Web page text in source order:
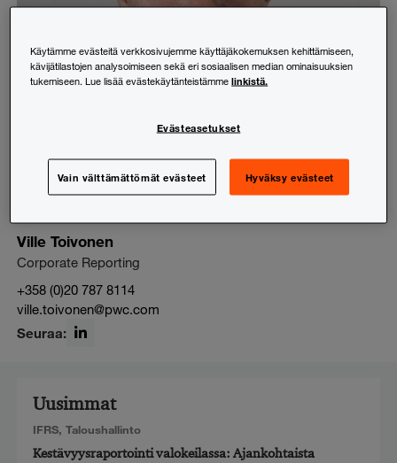
Ville Toivonen
Corporate Reporting
+358 (0)20 787 8114
ville.toivonen@pwc.com
Seuraa:
Uusimmat
IFRS, Taloushallinto
Kestävyysraportointi valokeilassa: Ajankohtaista
Käytämme evästeitä verkkosivujemme käyttäjäkokemuksen kehittämiseen,
kävijätilastojen analysoimiseen sekä eri sosiaalisen median ominaisuuksien
tukemiseen. Lue lisää evästekäytänteistämmelinkistä.
Evästeasetukset
Vain välttämättömät evästeet Hyväksy evästeet